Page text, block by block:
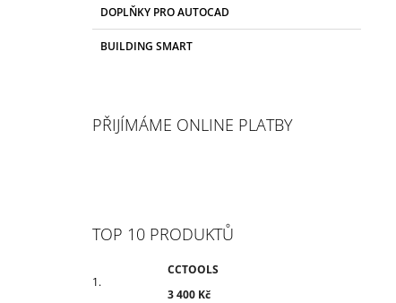
G
O
DOPLŇKY PRO AUTOCAD
BUILDING SMART
PŘIJÍMÁME ONLINE PLATBY
TOP 10 PRODUKTŮ
CCTOOLS
3 400 Kč
3 400 Kč